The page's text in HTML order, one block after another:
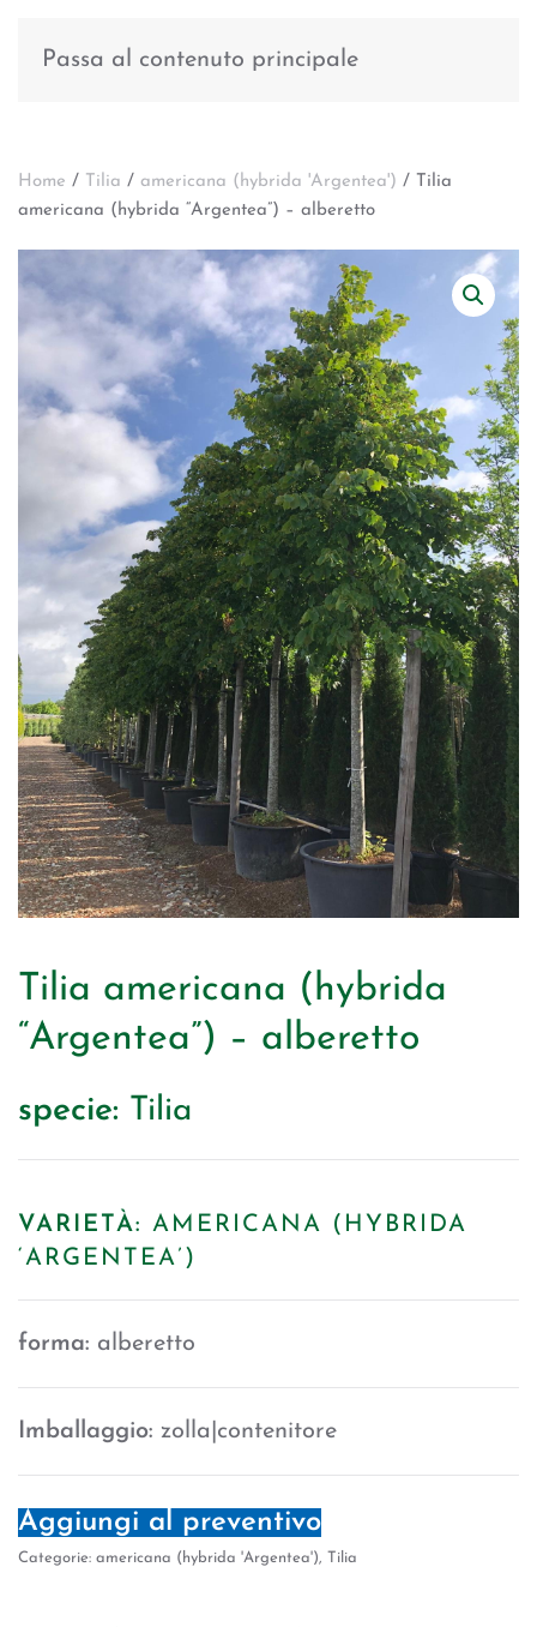
Passa al contenuto principale
Home / Tilia / americana (hybrida 'Argentea') / Tilia
americana (hybrida “Argentea”) – alberetto
Tilia americana (hybrida
“Argentea”) – alberetto
specie: Tilia
VARIETÀ: AMERICANA (HYBRIDA
‘ARGENTEA’)
forma: alberetto
Imballaggio: zolla|contenitore
Aggiungi al preventivo
Categorie: americana (hybrida 'Argentea'), Tilia